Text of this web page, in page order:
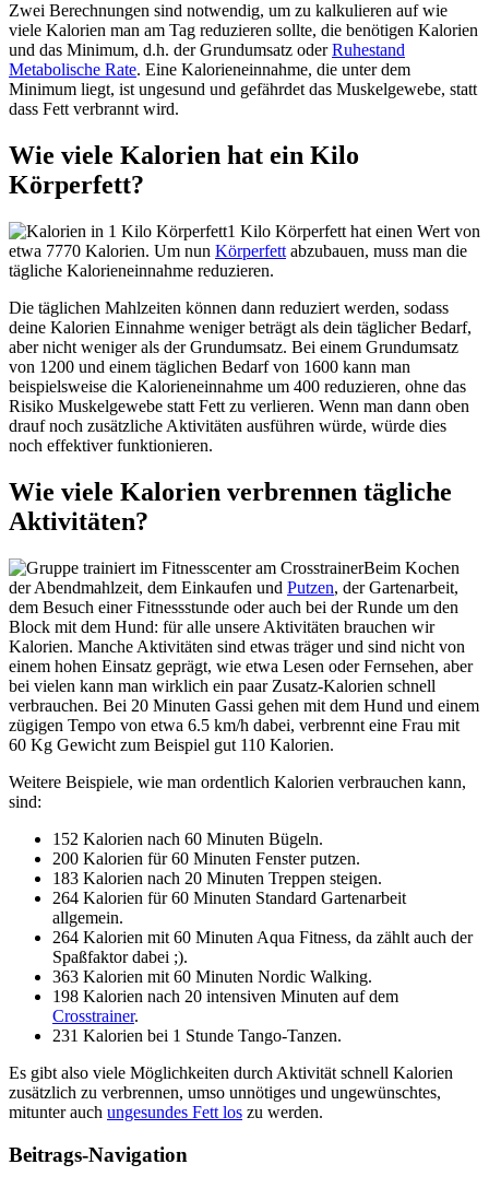
Zwei Berechnungen sind notwendig, um zu kalkulieren auf wie
viele Kalorien man am Tag reduzieren sollte, die benötigen Kalorien
und das Minimum, d.h. der Grundumsatz oderRuhestand
Metabolische Rate. Eine Kalorieneinnahme, die unter dem
Minimum liegt, ist ungesund und gefährdet das Muskelgewebe, statt
dass Fett verbrannt wird.
Wie viele Kalorien hat ein Kilo
Körperfett?
1 Kilo Körperfett hat einen Wert von
etwa 7770 Kalorien. Um nun Körperfett abzubauen, muss man die
tägliche Kalorieneinnahme reduzieren.
Die täglichen Mahlzeiten können dann reduziert werden, sodass
deine Kalorien Einnahme weniger beträgt als dein täglicher Bedarf,
aber nicht weniger als der Grundumsatz. Bei einem Grundumsatz
von 1200 und einem täglichen Bedarf von 1600 kann man
beispielsweise die Kalorieneinnahme um 400 reduzieren, ohne das
Risiko Muskelgewebe statt Fett zu verlieren. Wenn man dann oben
drauf noch zusätzliche Aktivitäten ausführen würde, würde dies
noch effektiver funktionieren.
Wie viele Kalorien verbrennen tägliche
Aktivitäten?
Beim Kochen
der Abendmahlzeit, dem Einkaufen und Putzen, der Gartenarbeit,
dem Besuch einer Fitnessstunde oder auch bei der Runde um den
Block mit dem Hund: für alle unsere Aktivitäten brauchen wir
Kalorien. Manche Aktivitäten sind etwas träger und sind nicht von
einem hohen Einsatz geprägt, wie etwa Lesen oder Fernsehen, aber
bei vielen kann man wirklich ein paar Zusatz-Kalorien schnell
verbrauchen. Bei 20 Minuten Gassi gehen mit dem Hund und einem
zügigen Tempo von etwa 6.5 km/h dabei, verbrennt eine Frau mit
60 Kg Gewicht zum Beispiel gut 110 Kalorien.
Weitere Beispiele, wie man ordentlich Kalorien verbrauchen kann,
sind:
152 Kalorien nach 60 Minuten Bügeln.
200 Kalorien für 60 Minuten Fenster putzen.
183 Kalorien nach 20 Minuten Treppen steigen.
264 Kalorien für 60 Minuten Standard Gartenarbeit
allgemein.
264 Kalorien mit 60 Minuten Aqua Fitness, da zählt auch der
Spaßfaktor dabei ;).
363 Kalorien mit 60 Minuten Nordic Walking.
198 Kalorien nach 20 intensiven Minuten auf dem
Crosstrainer.
231 Kalorien bei 1 Stunde Tango-Tanzen.
Es gibt also viele Möglichkeiten durch Aktivität schnell Kalorien
zusätzlich zu verbrennen, umso unnötiges und ungewünschtes,
mitunter auch ungesundes Fett los zu werden.
Beitrags-Navigation